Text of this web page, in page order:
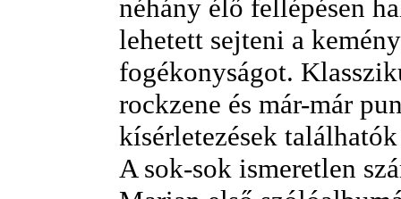
néhány élő fellépésen
lehetett sejteni a
fogékonyságot.
rockzene és már-már
kísérletezések
A sok-sok ismeretlen